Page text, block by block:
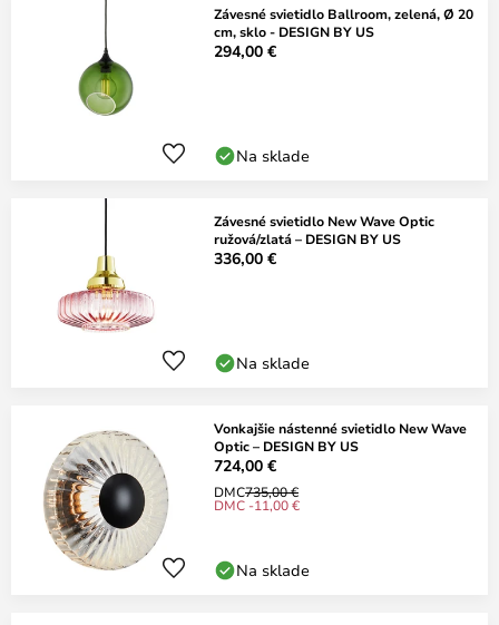
Závesné svietidlo Ballroom, zelená, Ø 20
cm, sklo - DESIGN BY US
294,00 €
Na sklade
Závesné svietidlo New Wave Optic
ružová/zlatá – DESIGN BY US
336,00 €
Na sklade
Vonkajšie nástenné svietidlo New Wave
Optic – DESIGN BY US
724,00 €
DMC735,00 €
DMC -11,00 €
Na sklade